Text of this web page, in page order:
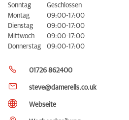
Sonntag
Geschlossen
Montag
09:00-17:00
Dienstag
09:00-17:00
Mittwoch
09:00-17:00
Donnerstag
09:00-17:00
01726 862400
steve@damerells.co.uk
Webseite